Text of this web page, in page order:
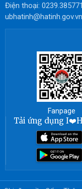
Điện thoại:
ubhatinh@hatinh.gov.vn
Fanpage
Tải ứng dụng